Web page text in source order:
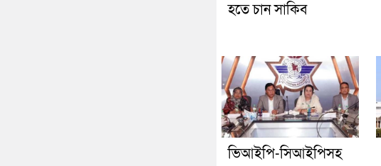
হতে চান সাকিব
ভিআইপি-সিআইপিসহ